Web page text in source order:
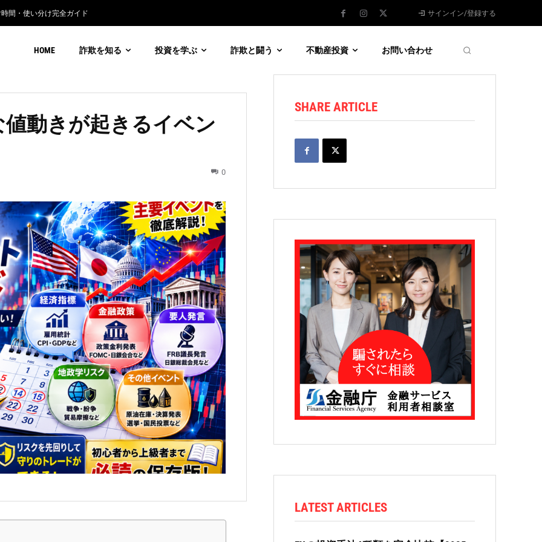
間・使い分け完全ガイド
貨詐欺の見分け方 サインイン/登録する
HOME 詐欺を知る 投資を学ぶ 詐欺と闘う 不動産投資 お問い合わせ
動きが起きるイベン
0
SHARE ARTICLE
LATEST ARTICLES